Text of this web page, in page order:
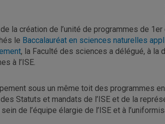
la création de l’unité de programmes de
le Baccalauréat en sciences naturelles
, la Faculté des sciences a délégué, à la
à l’ISE.
sous un même toit des programmes
Statuts et mandats de l’ISE et de la
de l’équipe élargie de l’ISE et à